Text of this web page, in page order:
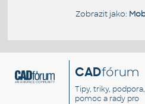
Zobrazit jako:
CADfórum
Tipy, triky, podpora,
pomoc a rady pro